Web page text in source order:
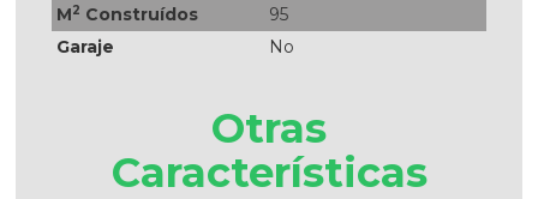
M2 Construídos
95
Garaje
No
Otras
Características